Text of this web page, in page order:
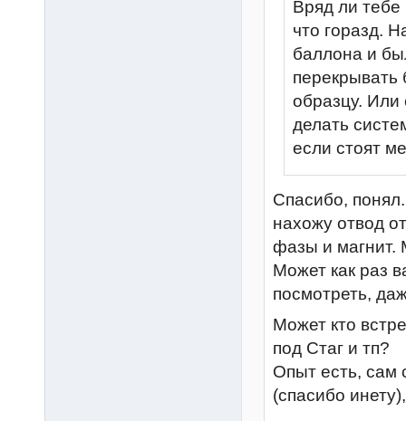
Вряд ли тебе
что горазд.
баллона и
перекрывать
образцу. Или
делать
если стоят
Спасибо,
нахожу отвод
фазы и магнит.
Может как раз
посмотреть,
Может кто
под Стаг и тп?
Опыт есть, сам
(спасибо